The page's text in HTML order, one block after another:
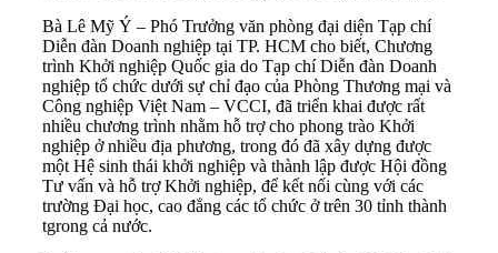
Bà Lê Mỹ Ý – Phó Trưởng văn phòng đại diện Tạp chí
Diễn đàn Doanh nghiệp tại TP. HCM cho biết, Chương
trình Khởi nghiệp Quốc gia do Tạp chí Diễn đàn Doanh
nghiệp tổ chức dưới sự chỉ đạo của Phòng Thương mại và
Công nghiệp Việt Nam – VCCI, đã triển khai được rất
nhiều chương trình nhằm hỗ trợ cho phong trào Khởi
nghiệp ở nhiều địa phương, trong đó đã xây dựng được
một Hệ sinh thái khởi nghiệp và thành lập được Hội đồng
Tư vấn và hỗ trợ Khởi nghiệp, để kết nối cùng với các
trường Đại học, cao đẳng các tổ chức ở trên 30 tỉnh thành
tgrong cả nước.